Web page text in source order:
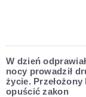
W dzień
nocy prowadził
życie. Przełożony
opuścić zakon